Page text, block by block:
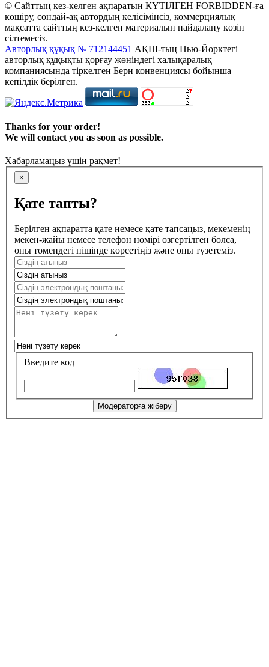
© Сайттың кез-келген ақпаратын КҮТІЛГЕН FORBIDDEN-ға
көшіру, сондай-ақ автордың келісімінсіз, коммерциялық
мақсатта сайттың кез-келген материалын пайдалану көзін
сілтемесіз.
Авторлық құқық № 712144451 АҚШ-тың Нью-Йорктегі
авторлық құқықты қорғау жөніндегі халықаралық
компаниясында тіркелген Берн конвенциясы бойынша
кепілдік берілген.
Thanks for your order!
We will contact you as soon as possible.
Хабарламаңыз үшін рақмет!
×
Қате тапты?
Берілген ақпаратта қате немесе қате тапсаңыз, мекеменің
мекен-жайы немесе телефон нөмірі өзгертілген болса,
оны төмендегі пішінде көрсетіңіз және оны түзетеміз.
Введите код
Модераторға жіберу